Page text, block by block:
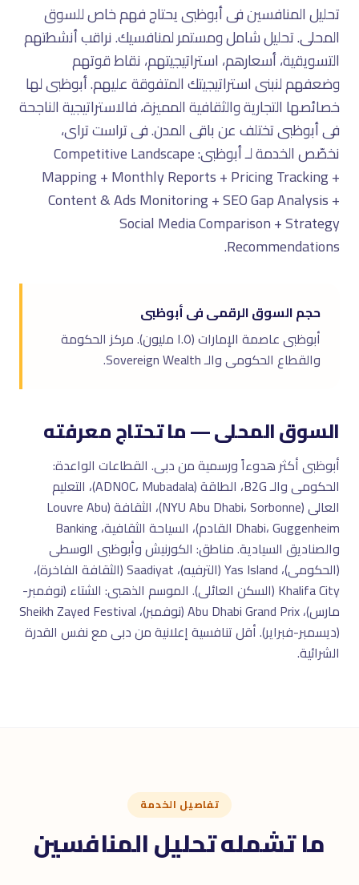
تحليل المنافسين فى أبوظبى يحتاج فهم خاص للسوق
المحلى. تحليل شامل ومستمر لمنافسيك. نراقب أنشطتهم
التسويقية، أسعارهم، استراتيجيتهم، نقاط قوتهم
وضعفهم لنبنى استراتيجيتك المتفوقة عليهم. أبوظبى لها
خصائصها التجارية والثقافية المميزة، فالاستراتيجية الناجحة
فى أبوظبى تختلف عن باقى المدن. فى تراست تراى،
نخصّص الخدمة لـ أبوظبى: Competitive Landscape
Mapping + Monthly Reports + Pricing Tracking +
Content & Ads Monitoring + SEO Gap Analysis +
Social Media Comparison + Strategy
Recommendations.
حجم السوق الرقمى فى أبوظبى
أبوظبى عاصمة الإمارات (١.٥ مليون). مركز الحكومة
والقطاع الحكومى والـ Sovereign Wealth.
السوق المحلى — ما تحتاج معرفته
أبوظبى أكثر هدوءاً ورسمية من دبى. القطاعات الواعدة:
الحكومى والـ B2G، الطاقة (ADNOC، Mubadala)، التعليم
العالى (NYU Abu Dhabi، Sorbonne)، الثقافة (Louvre Abu
Dhabi، Guggenheim القادم)، السياحة الثقافية، Banking
والصناديق السيادية. مناطق: الكورنيش وأبوظبى الوسطى
(الحكومى)، Yas Island (الترفيه)، Saadiyat (الثقافة الفاخرة)،
Khalifa City (السكن العائلى). الموسم الذهبى: الشتاء (نوفمبر-
مارس)، Abu Dhabi Grand Prix (نوفمبر)، Sheikh Zayed Festival
(ديسمبر-فبراير). أقل تنافسية إعلانية من دبى مع نفس القدرة
الشرائية.
تفاصيل الخدمة
ما تشمله تحليل المنافسين